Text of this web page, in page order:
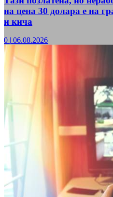
на цена 30 долара е на
и кича
0 | 06.08.2026